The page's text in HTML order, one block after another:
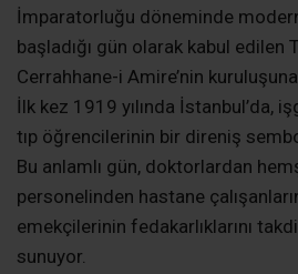
İmparatorluğu döneminde
başladığı gün olarak kabul edilen
Cerrahhane-i Amire’nin kuruluşuna
İlk kez 1919 yılında İstanbul’da,
tıp öğrencilerinin bir direniş
Bu anlamlı gün, doktorlardan
personelinden hastane
emekçilerinin fedakarlıklarını
sunuyor.